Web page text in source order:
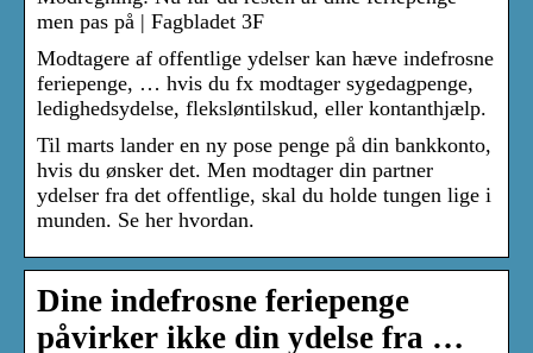
men pas på | Fagbladet 3F
Modtagere af offentlige ydelser kan hæve indefrosne
feriepenge, … hvis du fx modtager sygedagpenge,
ledighedsydelse, fleksløntilskud, eller kontanthjælp.
Til marts lander en ny pose penge på din bankkonto,
hvis du ønsker det. Men modtager din partner
ydelser fra det offentlige, skal du holde tungen lige i
munden. Se her hvordan.
Dine indefrosne feriepenge
påvirker ikke din ydelse fra …